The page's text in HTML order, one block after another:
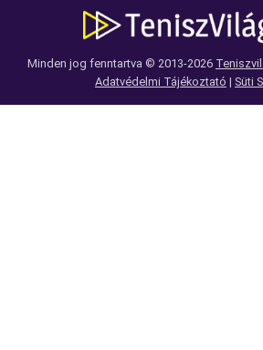
Minden jog fenntartva © 2013-2026
Adatvédelmi Tájékoztató | Süti